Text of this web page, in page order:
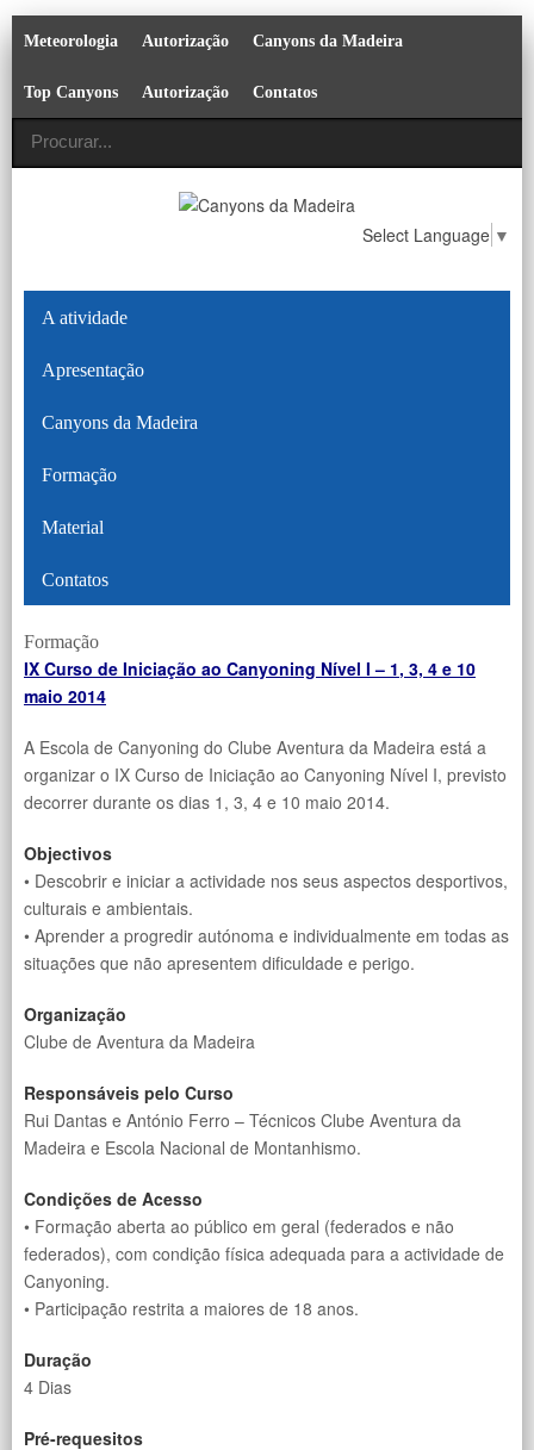
Meteorologia Autorização Canyons da Madeira
Top Canyons Autorização Contatos
Select Language ▼
A atividade
Apresentação
Canyons da Madeira
Formação
Material
Contatos
Formação
IX Curso de Iniciação ao Canyoning Nível I – 1, 3, 4 e 10
maio 2014
A Escola de Canyoning do Clube Aventura da Madeira está a
organizar o IX Curso de Iniciação ao Canyoning Nível I, previsto
decorrer durante os dias 1, 3, 4 e 10 maio 2014.
Objectivos
• Descobrir e iniciar a actividade nos seus aspectos desportivos,
culturais e ambientais.
• Aprender a progredir autónoma e individualmente em todas as
situações que não apresentem dificuldade e perigo.
Organização
Clube de Aventura da Madeira
Responsáveis pelo Curso
Rui Dantas e António Ferro – Técnicos Clube Aventura da
Madeira e Escola Nacional de Montanhismo.
Condições de Acesso
• Formação aberta ao público em geral (federados e não
federados), com condição física adequada para a actividade de
Canyoning.
• Participação restrita a maiores de 18 anos.
Duração
4 Dias
Pré-requesitos